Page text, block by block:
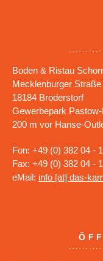
Boden & Ristau
Mecklenburger Straße
18184 Broderstorf
Gewerbepark
200 m vor Hanse-
Fon: +49 (0) 382 04 -
Fax: +49 (0) 382 04 -
eMail: info [at] das-